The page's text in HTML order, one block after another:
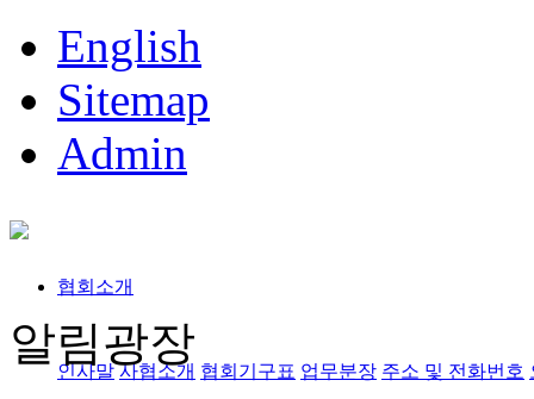
English
Sitemap
Admin
협회소개
인사말 사협소개 협회기구표 업무분장 주소 및 전화번호
알림광장